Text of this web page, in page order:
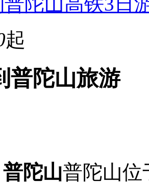
起
普陀山旅游
普陀山普陀山位